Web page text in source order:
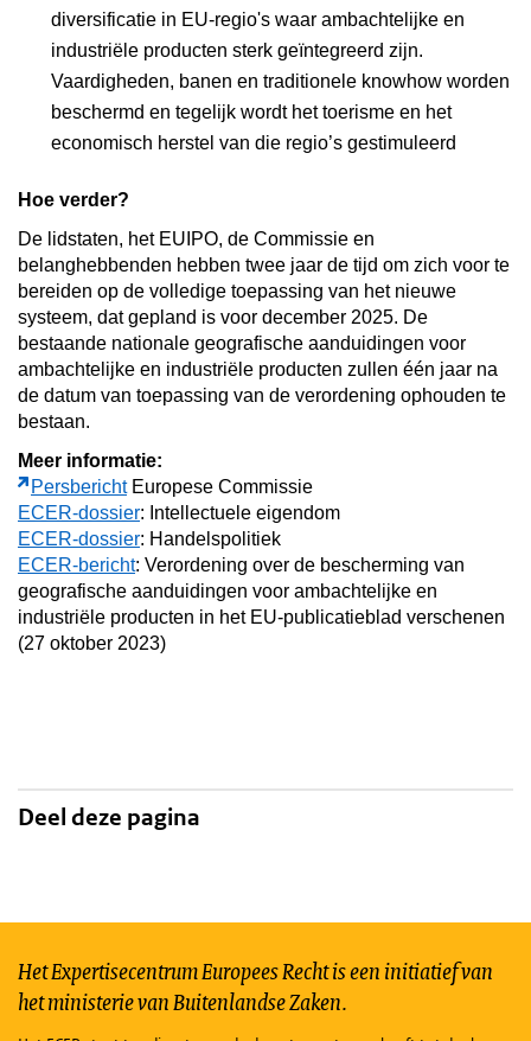
diversificatie in EU-regio's waar ambachtelijke en
industriële producten sterk geïntegreerd zijn.
Vaardigheden, banen en traditionele knowhow worden
beschermd en tegelijk wordt het toerisme en het
economisch herstel van die regio’s gestimuleerd
Hoe verder?
De lidstaten, het EUIPO, de Commissie en
belanghebbenden hebben twee jaar de tijd om zich voor te
bereiden op de volledige toepassing van het nieuwe
systeem, dat gepland is voor december 2025. De
bestaande nationale geografische aanduidingen voor
ambachtelijke en industriële producten zullen één jaar na
de datum van toepassing van de verordening ophouden te
bestaan.
Meer informatie:
PersberichtEuropese Commissie
ECER-dossier: Intellectuele eigendom
ECER-dossier: Handelspolitiek
ECER-bericht: Verordening over de bescherming van
geografische aanduidingen voor ambachtelijke en
industriële producten in het EU-publicatieblad verschenen
(27 oktober 2023)
Deel deze pagina
Het Expertisecentrum Europees Recht is een initiatief van
het ministerie van Buitenlandse Zaken.